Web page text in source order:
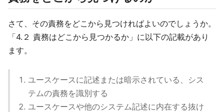
さて、その責務をどこから見つければよいのでしょうか。
「4.２ 責務はどこから見つかるか」に以下の記載があり
ます。
ユースケースに記述または暗示されている、シス
テムの責務を識別する
ユースケースや他のシステム記述に内在する抜け